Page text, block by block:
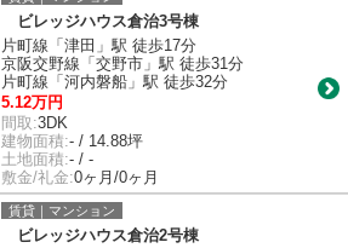
ビレッジハウス倉治3号棟
片町線「津田」駅 徒歩17分
京阪交野線「交野市」駅 徒歩31分
片町線「河内磐船」駅 徒歩32分
5.12万円
間取:3DK
建物面積:- / 14.88坪
土地面積:- / -
敷金/礼金:0ヶ月/0ヶ月
賃貸｜マンション
ビレッジハウス倉治2号棟